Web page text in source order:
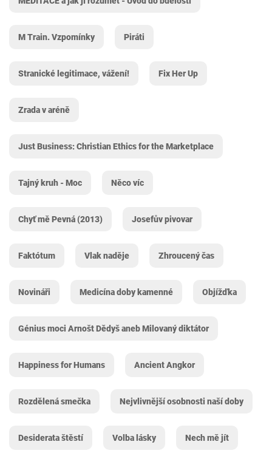
M Train. Vzpomínky Piráti
Stranické legitimace, vážení! Fix Her Up
Zrada v aréně
Just Business: Christian Ethics for the Marketplace
Tajný kruh - Moc Něco víc
Chyť mě Pevná (2013) Josefův pivovar
Faktótum Vlak naděje Zhroucený čas
Novináři Medicína doby kamenné Objížďka
Génius moci Arnošt Dědyš aneb Milovaný diktátor
Happiness for Humans Ancient Angkor
Rozdělená smečka Nejvlivnější osobnosti naší doby
Desiderata štěstí Volba lásky Nech mě jít